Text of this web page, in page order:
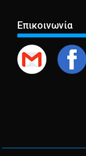
Επικοινωνία